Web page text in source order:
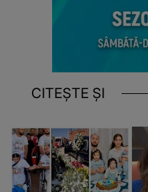
CITEȘTE ȘI